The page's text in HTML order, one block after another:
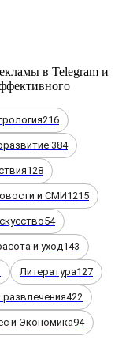
в Telegram и
216
384
128
и СМИ1215
54
и уход143
Литература127
422
и Экономика94